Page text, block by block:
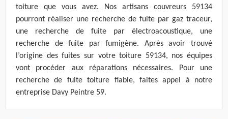
toiture que vous avez. Nos artisans couvreurs 59134
pourront réaliser une recherche de fuite par gaz traceur,
une recherche de fuite par électroacoustique, une
recherche de fuite par fumigène. Après avoir trouvé
l’origine des fuites sur votre toiture 59134, nos équipes
vont procéder aux réparations nécessaires. Pour une
recherche de fuite toiture fiable, faites appel à notre
entreprise Davy Peintre 59.